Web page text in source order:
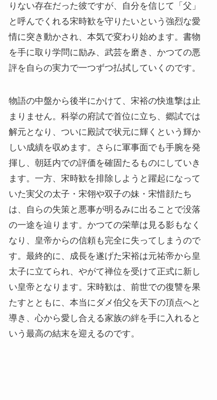
りない存在だった彼ですが、自分を信じて「父」
と呼んでくれる宋時歓を守りたいという強烈な愛
情に突き動かされ、本気で変わり始めます。書物
を手に取り学問に励み、武芸を磨き、かつての悪
評を自らの実力で一つずつ払拭していくのです。
物語の中盤から後半にかけて、宋裕の快進撃は止
まりません。科挙の府試で首位に立ち、郷試では
解元となり、ついに殿試で状元に輝くという輝か
しい成績を収めます。さらに軍事面でも手腕を発
揮し、朝廷内での評価を確固たるものにしていき
ます。一方、宋時歓を排除しようと躍起になって
いた実父の太子・宋翎や双子の妹・宋惜顔たち
は、自らの失策と悪事が明るみに出ることで没落
の一途を辿ります。かつての栄華は見る影もなく
なり、皇帝からの信頼も完全に失ってしまうので
す。最終的に、成長を遂げた宋裕は元祐帝から皇
太子に立てられ、やがて禅位を受けて正式に新し
い皇帝となります。宋時歓は、前世での復讐を果
たすとともに、本当にダメ伯父を天下の頂点へと
導き、心から愛し合える家族の絆を手に入れると
いう最高の結末を迎えるのです。